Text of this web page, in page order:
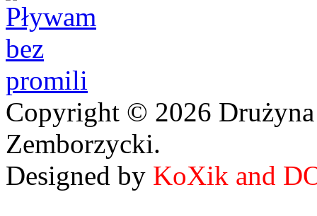
Copyright © 2026
Zemborzycki.
Designed by KoXik and